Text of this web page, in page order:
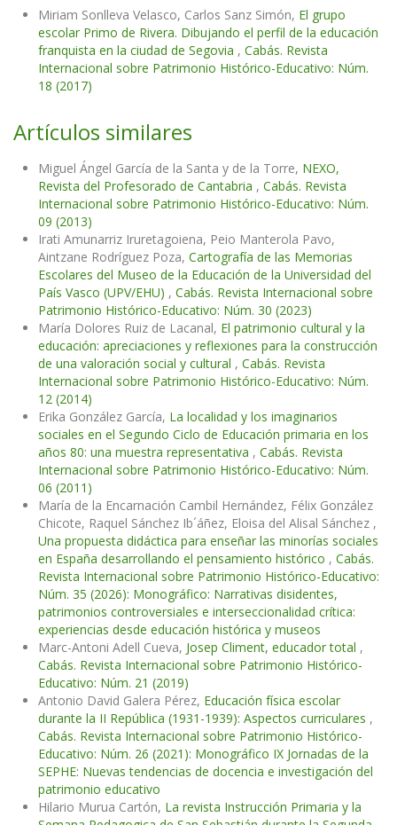
Miriam Sonlleva Velasco, Carlos Sanz Simón, El grupo
escolar Primo de Rivera. Dibujando el perfil de la educación
franquista en la ciudad de Segovia , Cabás. Revista
Internacional sobre Patrimonio Histórico-Educativo: Núm.
18 (2017)
Artículos similares
Miguel Ángel García de la Santa y de la Torre, NEXO,
Revista del Profesorado de Cantabria , Cabás. Revista
Internacional sobre Patrimonio Histórico-Educativo: Núm.
09 (2013)
Irati Amunarriz Iruretagoiena, Peio Manterola Pavo,
Aintzane Rodríguez Poza, Cartografía de las Memorias
Escolares del Museo de la Educación de la Universidad del
País Vasco (UPV/EHU) , Cabás. Revista Internacional sobre
Patrimonio Histórico-Educativo: Núm. 30 (2023)
María Dolores Ruiz de Lacanal, El patrimonio cultural y la
educación: apreciaciones y reflexiones para la construcción
de una valoración social y cultural , Cabás. Revista
Internacional sobre Patrimonio Histórico-Educativo: Núm.
12 (2014)
Erika González García, La localidad y los imaginarios
sociales en el Segundo Ciclo de Educación primaria en los
años 80: una muestra representativa , Cabás. Revista
Internacional sobre Patrimonio Histórico-Educativo: Núm.
06 (2011)
María de la Encarnación Cambil Hernández, Félix González
Chicote, Raquel Sánchez Ib´áñez, Eloisa del Alisal Sánchez ,
Una propuesta didáctica para enseñar las minorías sociales
en España desarrollando el pensamiento histórico , Cabás.
Revista Internacional sobre Patrimonio Histórico-Educativo:
Núm. 35 (2026): Monográfico: Narrativas disidentes,
patrimonios controversiales e interseccionalidad crítica:
experiencias desde educación histórica y museos
Marc-Antoni Adell Cueva, Josep Climent, educador total ,
Cabás. Revista Internacional sobre Patrimonio Histórico-
Educativo: Núm. 21 (2019)
Antonio David Galera Pérez, Educación física escolar
durante la II República (1931-1939): Aspectos curriculares ,
Cabás. Revista Internacional sobre Patrimonio Histórico-
Educativo: Núm. 26 (2021): Monográfico IX Jornadas de la
SEPHE: Nuevas tendencias de docencia e investigación del
patrimonio educativo
Hilario Murua Cartón, La revista Instrucción Primaria y la